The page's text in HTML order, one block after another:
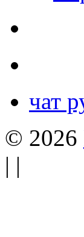
чат
© 2026
| |